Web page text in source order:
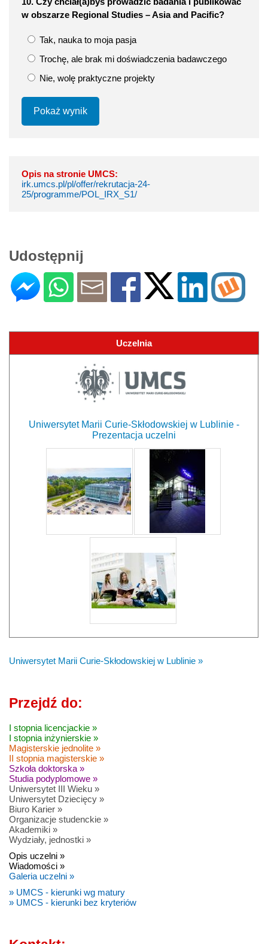
w obszarze Regional Studies – Asia and Pacific?
Tak, nauka to moja pasja
Trochę, ale brak mi doświadczenia badawczego
Nie, wolę praktyczne projekty
Pokaż wynik
Opis na stronie UMCS:
irk.umcs.pl/pl/offer/rekrutacja-24-
25/programme/POL_IRX_S1/
Udostępnij
Uczelnia
Uniwersytet Marii Curie-Skłodowskiej w Lublinie -
Prezentacja uczelni
Uniwersytet Marii Curie-Skłodowskiej w Lublinie »
Przejdź do:
I stopnia licencjackie »
I stopnia inżynierskie »
Magisterskie jednolite »
II stopnia magisterskie »
Szkoła doktorska »
Studia podyplomowe »
Uniwersytet III Wieku »
Uniwersytet Dziecięcy »
Biuro Karier »
Organizacje studenckie »
Akademiki »
Wydziały, jednostki »
Opis uczelni »
Wiadomości »
Galeria uczelni »
» UMCS - kierunki wg matury
» UMCS - kierunki bez kryteriów